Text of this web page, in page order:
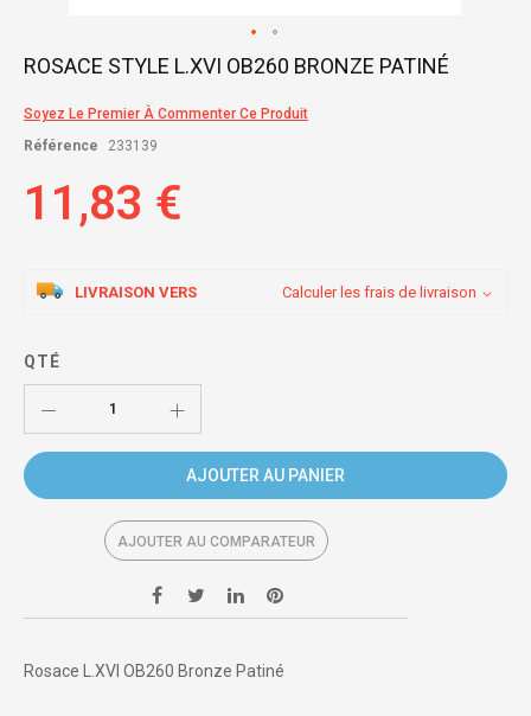
Skip
beginning
of
images
gallery
ROSACE STYLE L.XVI OB260 BRONZE PATINÉ
Soyez Le Premier À Commenter Ce Produit
Référence
233139
11,83 €
LIVRAISON VERS Calculer les frais de livraison
QTÉ
AJOUTER AU PANIER
AJOUTER AU COMPARATEUR
Rosace L.XVI OB260 Bronze Patiné